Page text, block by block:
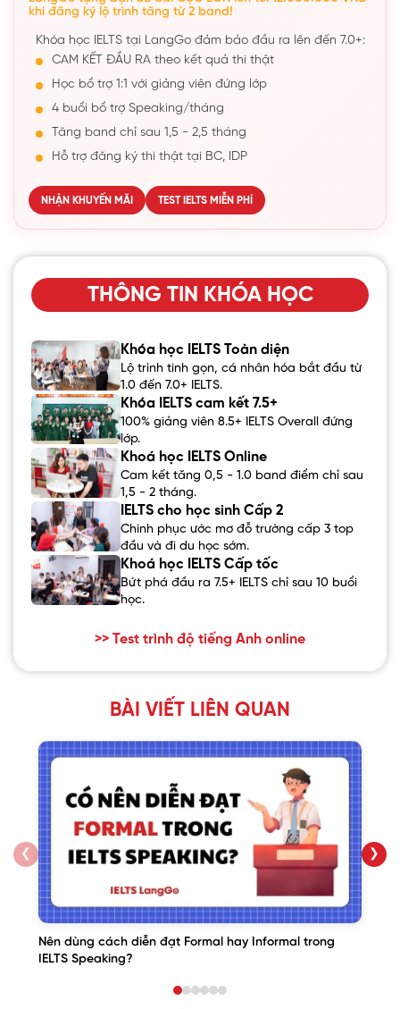
khi đăng ký lộ trình tăng từ 2 band!
Khóa học IELTS tại LangGo đảm bảo đầu ra lên đến 7.0+:
CAM KẾT ĐẦU RA theo kết quả thi thật
Học bổ trợ 1:1 với giảng viên đứng lớp
4 buổi bổ trợ Speaking/tháng
Tăng band chỉ sau 1,5 - 2,5 tháng
Hỗ trợ đăng ký thi thật tại BC, IDP
NHẬN KHUYẾN MÃI TEST IELTS MIỄN PHÍ
THÔNG TIN KHÓA HỌC
Khóa học IELTS Toàn diện
Lộ trình tinh gọn, cá nhân hóa bắt đầu từ
1.0 đến 7.0+ IELTS.
Khóa IELTS cam kết 7.5+
100% giảng viên 8.5+ IELTS Overall đứng
lớp.
Khoá học IELTS Online
Cam kết tăng 0,5 - 1.0 band điểm chỉ sau
1,5 - 2 tháng.
IELTS cho học sinh Cấp 2
Chinh phục ước mơ đỗ trường cấp 3 top
đầu và đi du học sớm.
Khoá học IELTS Cấp tốc
Bứt phá đầu ra 7.5+ IELTS chỉ sau 10 buổi
học.
>> Test trình độ tiếng Anh online
BÀI VIẾT LIÊN QUAN
❮
Nên dùng cách diễn đạt Formal hay Informal trong
IELTS Speaking?
❯